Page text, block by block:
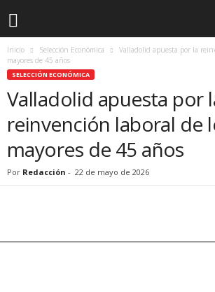
Inicio Selección Económica
Valladolid apuesta por la
mayores de 45 años
SELECCIÓN ECONÓMICA
Valladolid apuesta por
reinvención laboral de
mayores de 45 años
Por Redacción - 22 de mayo de 2026